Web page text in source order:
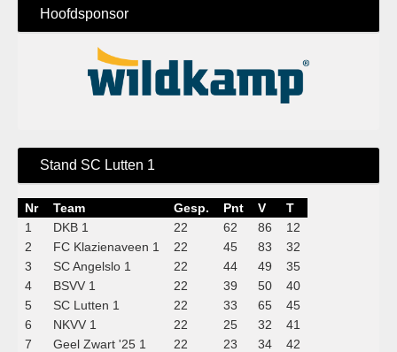
Hoofdsponsor
Stand SC Lutten 1
Nr Team Gesp. Pnt V
T
1
DKB 1 22 62 86
12
2
FC Klazienaveen 1 22 45 83
32
3
SC Angelslo 1 22 44 49
35
4
BSVV 1 22 39 50
40
5
SC Lutten 1 22 33 65
45
6
NKVV 1 22 25 32
41
7
Geel Zwart '25 1 22 23 34
42